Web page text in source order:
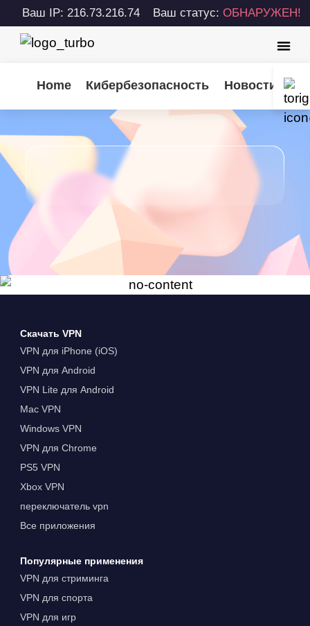
Ваш IP: 216.73.216.74 Ваш статус:ОБНАРУЖЕН!
Home Кибербезопасность Новости
Скачать VPN
VPN для iPhone (iOS)
VPN для Android
VPN Lite для Android
Mac VPN
Windows VPN
VPN для Chrome
PS5 VPN
Xbox VPN
переключатель vpn
Все приложения
Популярные применения
VPN для стриминга
VPN для спорта
VPN для игр